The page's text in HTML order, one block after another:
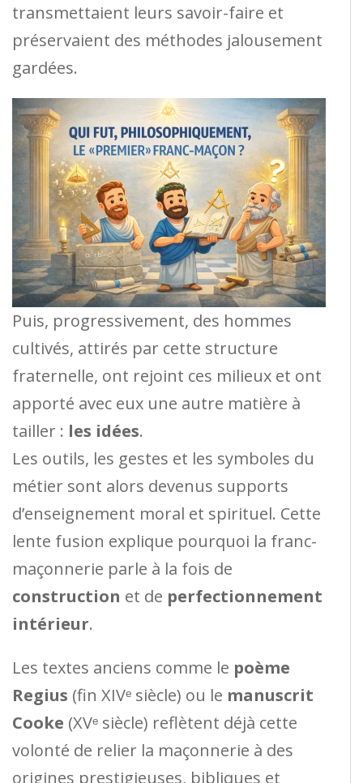
transmettaient leurs savoir-faire et
préservaient des méthodes jalousement
gardées.
Puis, progressivement, des hommes
cultivés, attirés par cette structure
fraternelle, ont rejoint ces milieux et ont
apporté avec eux une autre matière à
tailler : les idées.
Les outils, les gestes et les symboles du
métier sont alors devenus supports
d’enseignement moral et spirituel. Cette
lente fusion explique pourquoi la franc-
maçonnerie parle à la fois de
construction et de perfectionnement
intérieur.
Les textes anciens comme le poème
Regius (fin XIVᵉ siècle) ou le manuscrit
Cooke (XVᵉ siècle) reflètent déjà cette
volonté de relier la maçonnerie à des
origines prestigieuses, bibliques et